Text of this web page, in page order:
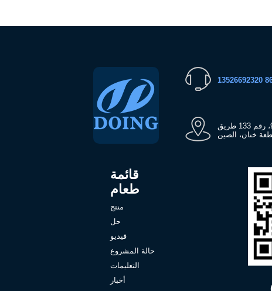
في الصين: الطابق الرابع عشر، المبنى رقم 9، رقم 133 طريق
خنان، الصين
قائمة
طعام
منتج
حل
فيديو
حالة المشروع
التعليمات
أخبار